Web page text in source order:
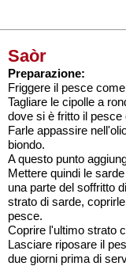
Saòr
Preparazione:
Friggere il pesce
Tagliare le cipolle a
dove si è fritto il pesce
Farle appassire
biondo.
A questo punto
Mettere quindi le
una parte del soffritto
strato di sarde,
pesce.
Coprire l'ultimo strato
Lasciare riposare il
due giorni prima di